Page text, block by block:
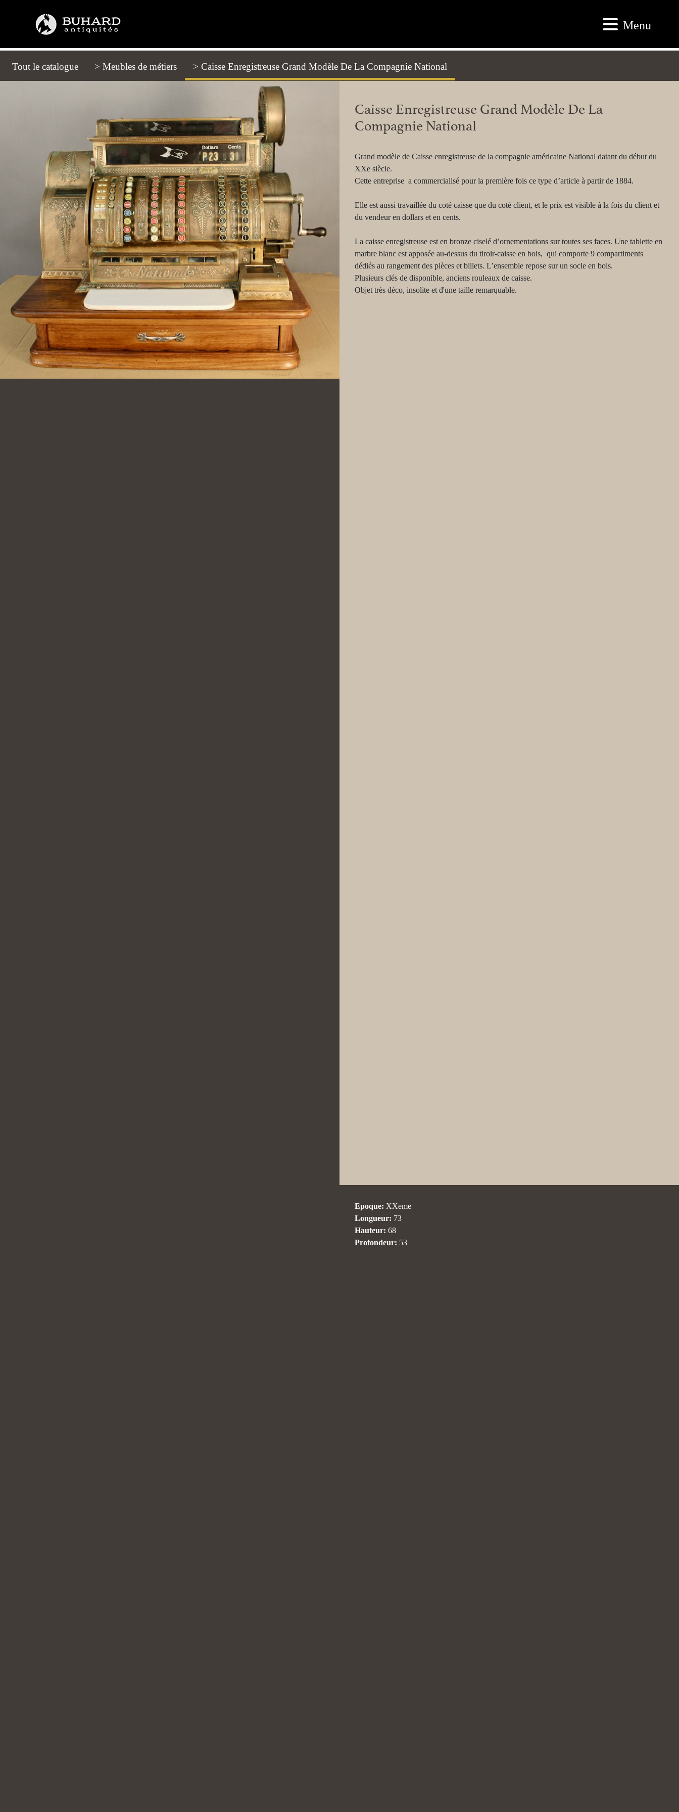
Menu
Tout le catalogue (current)
> Meubles de métiers > Caisse Enregistreuse Grand Modèle De La Compagnie National
Caisse Enregistreuse Grand Modèle De La
Compagnie National
Grand modèle de Caisse enregistreuse de la compagnie américaine National datant du début du
XXe siècle.
Cette entreprise a commercialisé pour la première fois ce type d’article à partir de 1884.
Elle est aussi travaillée du coté caisse que du coté client, et le prix est visible à la fois du client et
du vendeur en dollars et en cents.
La caisse enregistreuse est en bronze ciselé d’ornementations sur toutes ses faces. Une tablette en
marbre blanc est apposée au-dessus du tiroir-caisse en bois, qui comporte 9 compartiments
dédiés au rangement des pièces et billets. L’ensemble repose sur un socle en bois.
Plusieurs clés de disponible, anciens rouleaux de caisse.
Objet très déco, insolite et d'une taille remarquable.
Epoque: XXeme
Longueur: 73
Hauteur: 68
Profondeur: 53